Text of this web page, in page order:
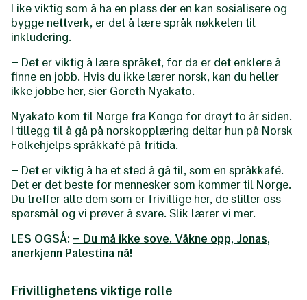
Like viktig som å ha en plass der en kan sosialisere og
bygge nettverk, er det å lære språk nøkkelen til
inkludering.
– Det er viktig å lære språket, for da er det enklere å
finne en jobb. Hvis du ikke lærer norsk, kan du heller
ikke jobbe her, sier Goreth Nyakato.
Nyakato kom til Norge fra Kongo for drøyt to år siden.
I tillegg til å gå på norskopplæring deltar hun på Norsk
Folkehjelps språkkafé på fritida.
– Det er viktig å ha et sted å gå til, som en språkkafé.
Det er det beste for mennesker som kommer til Norge.
Du treffer alle dem som er frivillige her, de stiller oss
spørsmål og vi prøver å svare. Slik lærer vi mer.
LES OGSÅ: – Du må ikke sove. Våkne opp, Jonas,
anerkjenn Palestina nå!
Frivillighetens viktige rolle